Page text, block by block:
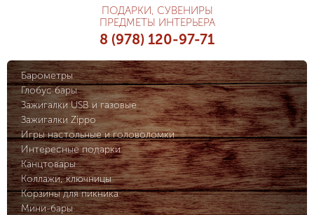
ПОДАРКИ, СУВЕНИРЫ
ПРЕДМЕТЫ ИНТЕРЬЕРА
8 (978) 120-97-71
Барометры
Глобус бары
Зажигалки USB и газовые
Зажигалки Zippo
Игры настольные и головоломки
Интересные подарки
Канцтовары
Коллажи, ключницы
Корзины для пикника
Мини-бары